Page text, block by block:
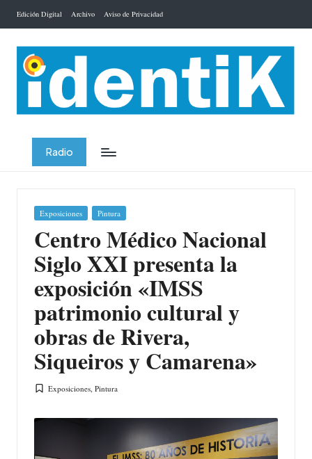
Saltar
contenido
Edición Digital Archivo Aviso de Privacidad
Radio
Publicada
Exposiciones Pintura
Centro Médico Nacional
Siglo XXI presenta la
exposición «IMSS
patrimonio cultural y
obras de Rivera,
Siqueiros y Camarena»
Publicada
Exposiciones ,Pintura